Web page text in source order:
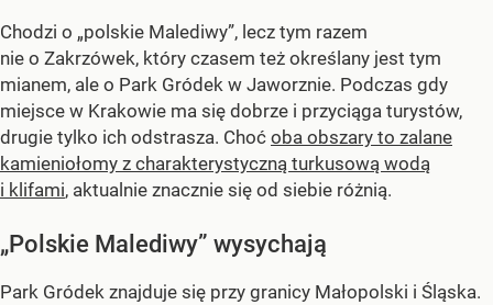
Chodzi o „polskie Malediwy”, lecz tym razem
nie o Zakrzówek, który czasem też określany jest tym
mianem, ale o Park Gródek w Jaworznie. Podczas gdy
miejsce w Krakowie ma się dobrze i przyciąga turystów,
drugie tylko ich odstrasza. Choć oba obszary to zalane
kamieniołomy z charakterystyczną turkusową wodą
i klifami, aktualnie znacznie się od siebie różnią.
„Polskie Malediwy” wysychają
Park Gródek znajduje się przy granicy Małopolski i Śląska.